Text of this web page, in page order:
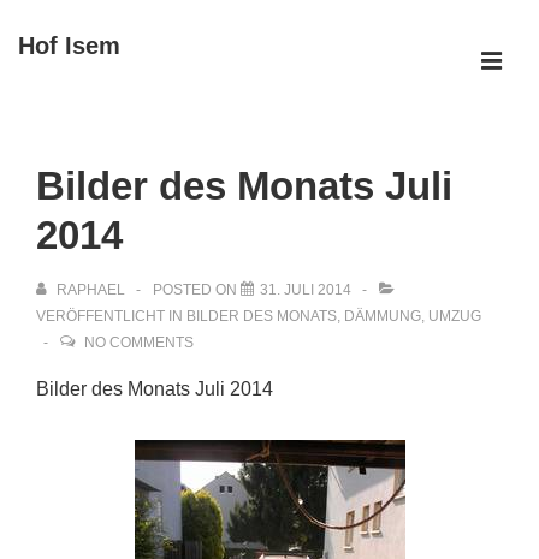
ZumHof Isem
Bilder des Monats Juli
2014
RAPHAEL POSTED ON
31. JULI 2014
VERÖFFENTLICHT IN BILDER DES MONATS, DÄMMUNG, UMZUG
NO COMMENTS
Bilder des Monats Juli 2014